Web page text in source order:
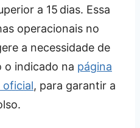
a 15 dias. Essa
operacionais no
a necessidade de
o indicado na página
oficial, para garantir a